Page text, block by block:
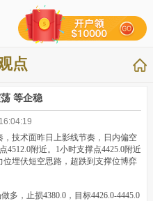
点
等企稳
技术面昨日上影线节奏，日内偏空
4512.0附近。1小时支撑点4425.0附近
位埋伏短空思路，超跌到支撑位博弈
多，止损4380.0，目标4426.0-4445.0